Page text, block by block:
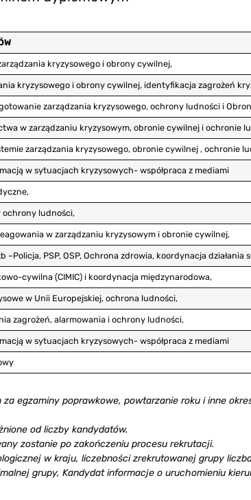
kryzysowego i obrony cywilnej,
kryzysowego i obrony cywilnej, identyfikacja zagrożeń
zarządzania kryzysowego, ochrony ludności i
w zarządzaniu kryzysowym, obronie cywilnej i ochronie
zarządzania kryzysowego, obronie cywilnej , ochronie
w sytuacjach kryzysowych- współpraca z mediami
ochrony ludności,
w zarządzaniu kryzysowym i obronie cywilnej,
–Policja, PSP, OSP, Ochrona zdrowia, koordynacja działania
cywilna (CIMIC) i koordynacja międzynarodowa,
w Unii Europejskiej, ochrona ludności,
zagrożeń, alarmowania i ochrony ludności,
w sytuacjach kryzysowych- współpraca z mediami
egzaminy poprawkowe, powtarzanie roku i inne
od liczby kandydatów.
zostanie po zakończeniu procesu rekrutacji.
w kraju, liczebności zrekrutowanej grupy
grupy, Kandydat informacje o uruchomieniu